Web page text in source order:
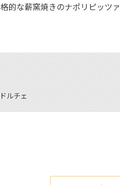
的な薪窯焼きのナポリピッ
ルチェ